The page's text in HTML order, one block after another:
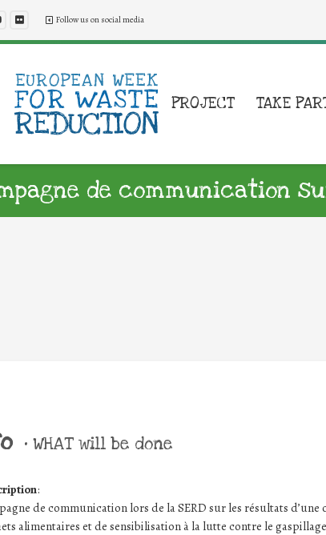
Follow us on social media
PROJECT TAKE
de communication
• WHAT will be done
:
de communication lors de la SERD sur les résultats d’une
alimentaires et de sensibilisation à la lutte contre le